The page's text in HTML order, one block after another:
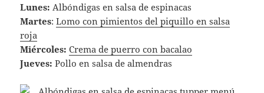
Lunes: Albóndigas en salsa de espinacas
Martes:Lomo con pimientos del piquillo en salsa
roja
Miércoles: Crema de puerro con bacalao
Jueves: Pollo en salsa de almendras